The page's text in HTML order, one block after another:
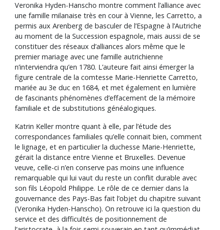
Veronika Hyden-Hanscho montre comment l’alliance avec
une famille milanaise très en cour à Vienne, les Carretto, a
permis aux Arenberg de basculer de l’Espagne à l’Autriche
au moment de la Succession espagnole, mais aussi de se
constituer des réseaux d’alliances alors même que le
premier mariage avec une famille autrichienne
n’interviendra qu’en 1780. L’auteure fait ainsi émerger la
figure centrale de la comtesse Marie-Henriette Carretto,
mariée au 3e duc en 1684, et met également en lumière
de fascinants phénomènes d’effacement de la mémoire
familiale et de substitutions généalogiques.
Katrin Keller montre quant à elle, par l’étude des
correspondances familiales qu’elle connait bien, comment
le lignage, et en particulier la duchesse Marie-Henriette,
gérait la distance entre Vienne et Bruxelles. Devenue
veuve, celle-ci n’en conserve pas moins une influence
remarquable qui lui vaut du reste un conflit durable avec
son fils Léopold Philippe. Le rôle de ce dernier dans la
gouvernance des Pays-Bas fait l’objet du chapitre suivant
(Veronika Hyden-Hanscho). On retrouve ici la question du
service et des difficultés de positionnement de